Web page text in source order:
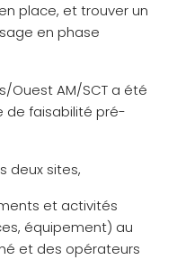
place, et trouver un
en phase
Ouest AM/SCT a été
de faisabilité pré-
deux sites,
et activités
équipement) au
et des opérateurs